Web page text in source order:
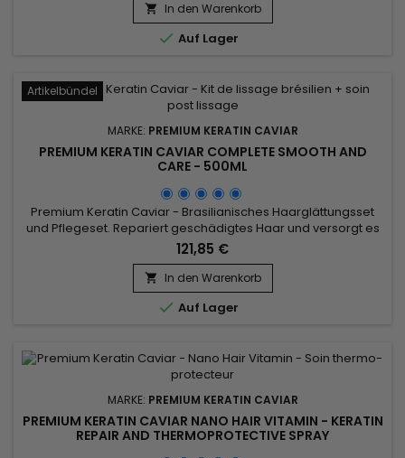
 In den Warenkorb
 Auf Lager
Artikelbündel
MARKE: PREMIUM KERATIN CAVIAR
PREMIUM KERATIN CAVIAR COMPLETE SMOOTH AND
CARE - 500ML
Premium Keratin Caviar - Brasilianisches Haarglättungsset
und Pflegeset. Repariert geschädigtes Haar und versorgt es
tiefenwirksam mit Feuchtigkeit, bekämpft Frizz und regt das
Haarwachstum an. Premium Keratin Caviar Revitaliz System
Brasilianische Haarglättung verleiht Kraft, umhüllt, baut die
geschädigte Haarfaser wieder auf und glättet sie, beugt...
121,85 €
 In den Warenkorb
 Auf Lager
MARKE: PREMIUM KERATIN CAVIAR
PREMIUM KERATIN CAVIAR NANO HAIR VITAMIN - KERATIN
REPAIR AND THERMOPROTECTIVE SPRAY